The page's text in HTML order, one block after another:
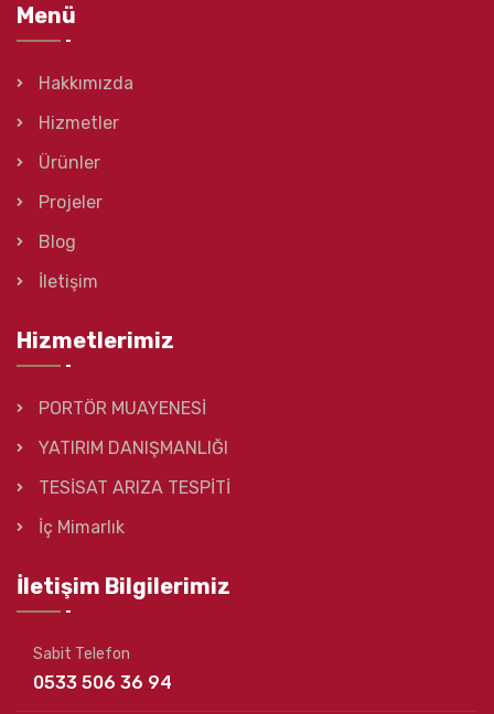
Menü
Hakkımızda
Hizmetler
Ürünler
Projeler
Blog
İletişim
Hizmetlerimiz
PORTÖR MUAYENESİ
YATIRIM DANIŞMANLIĞI
TESİSAT ARIZA TESPİTİ
İç Mimarlık
İletişim Bilgilerimiz
Sabit Telefon
0533 506 36 94